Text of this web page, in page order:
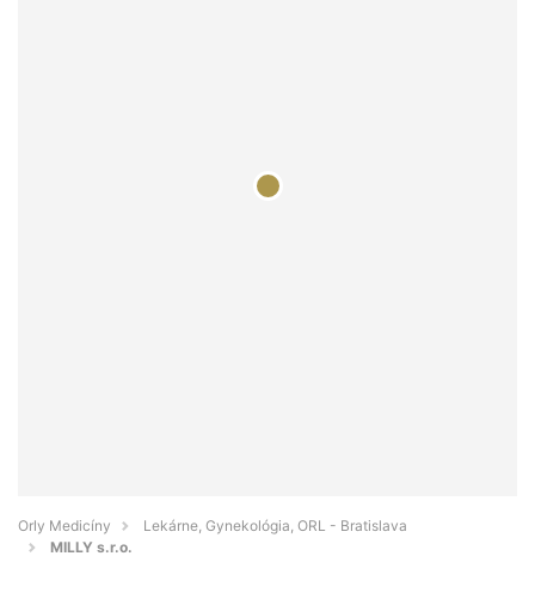
Orly Medicíny
Lekárne, Gynekológia, ORL - Bratislava
MILLY s.r.o.